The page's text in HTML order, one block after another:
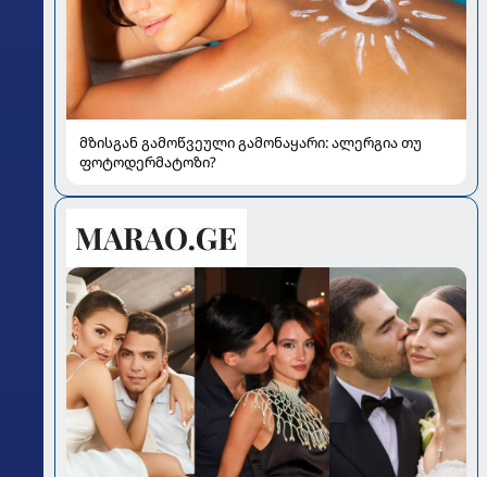
მზისგან გამოწვეული გამონაყარი: ალერგია თუ
ფოტოდერმატოზი?